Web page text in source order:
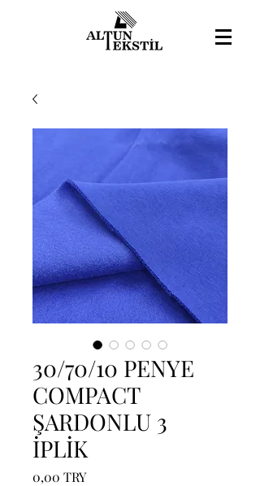
30/70/10 PENYE
COMPACT
ŞARDONLU 3
İPLİK
0,00 TRYPrecio